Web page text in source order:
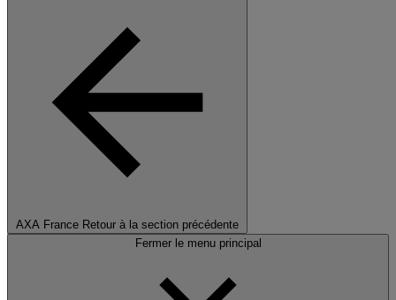
AXA France Retour à la section précédente
Fermer le menu principal